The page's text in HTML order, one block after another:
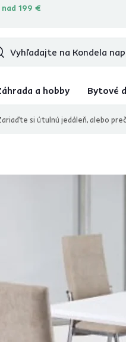
199 €produktových recenzií
a hobby Bytové
si útulnú jedáleň, alebo